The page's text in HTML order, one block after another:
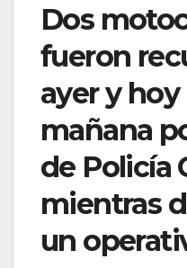
Dos
fueron
ayer y hoy
mañana
de Policía
mientras
un